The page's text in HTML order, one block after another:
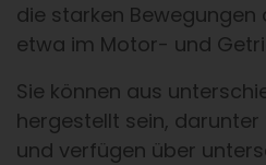
die starken Bewegungen
etwa im Motor- und
Sie können aus
hergestellt sein, darunter
und verfügen über